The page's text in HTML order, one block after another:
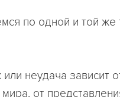
по одной и той же
неудача зависит
от